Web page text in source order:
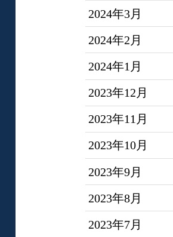
2024年3月
2024年2月
2024年1月
2023年12月
2023年11月
2023年10月
2023年9月
2023年8月
2023年7月